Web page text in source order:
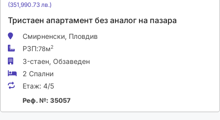
(351,990.73 лв.)
Тристаен апартамент без аналог на пазара
Смирненски, Пловдив
РЗП:78м2
3-стаен, Обзаведен
2 Спални
Етаж: 4/5
Реф. №: 35057